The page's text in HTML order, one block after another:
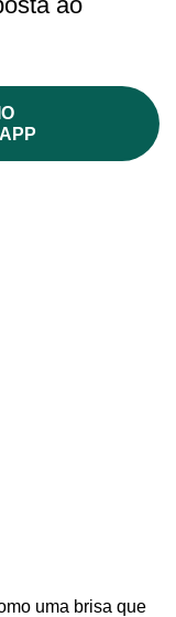
uma brisa que